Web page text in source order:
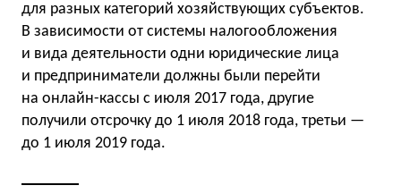
для разных категорий хозяйствующих субъектов.
В зависимости от системы налогообложения
и вида деятельности одни юридические лица
и предприниматели должны были перейти
на онлайн-кассы с июля 2017 года, другие
получили отсрочку до 1 июля 2018 года, третьи —
до 1 июля 2019 года.